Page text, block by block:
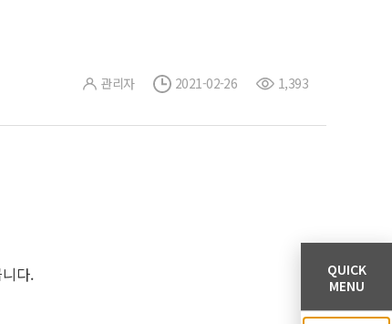
관리자 2021-02-26 1,393
다.
QUICK
MENU